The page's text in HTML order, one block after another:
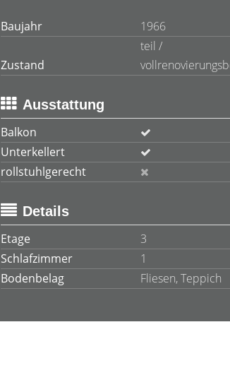
Baujahr 1966
Zustand
teil /
Ausstattung
Balkon
Unterkellert
rollstuhlgerecht
Details
Etage
3
Schlafzimmer
1
Bodenbelag
Fliesen, Teppich